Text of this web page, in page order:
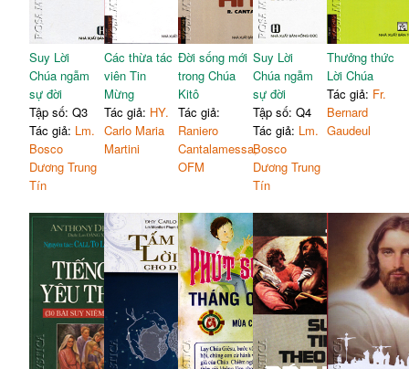
Suy Lời
Chúa ngẫm
sự đời
Tập số: Q3
Tác giả: Lm.
Bosco
Dương Trung
Tín
Các thừa tác
viên Tin
Mừng
Tác giả: HY.
Carlo Maria
Martini
Đời sống mới
trong Chúa
Kitô
Tác giả:
Raniero
Cantalamessa,
OFM
Suy Lời
Chúa ngẫm
sự đời
Tập số: Q4
Tác giả: Lm.
Bosco
Dương Trung
Tín
Thưởng thức
Lời Chúa
Tác giả: Fr.
Bernard
Gaudeul